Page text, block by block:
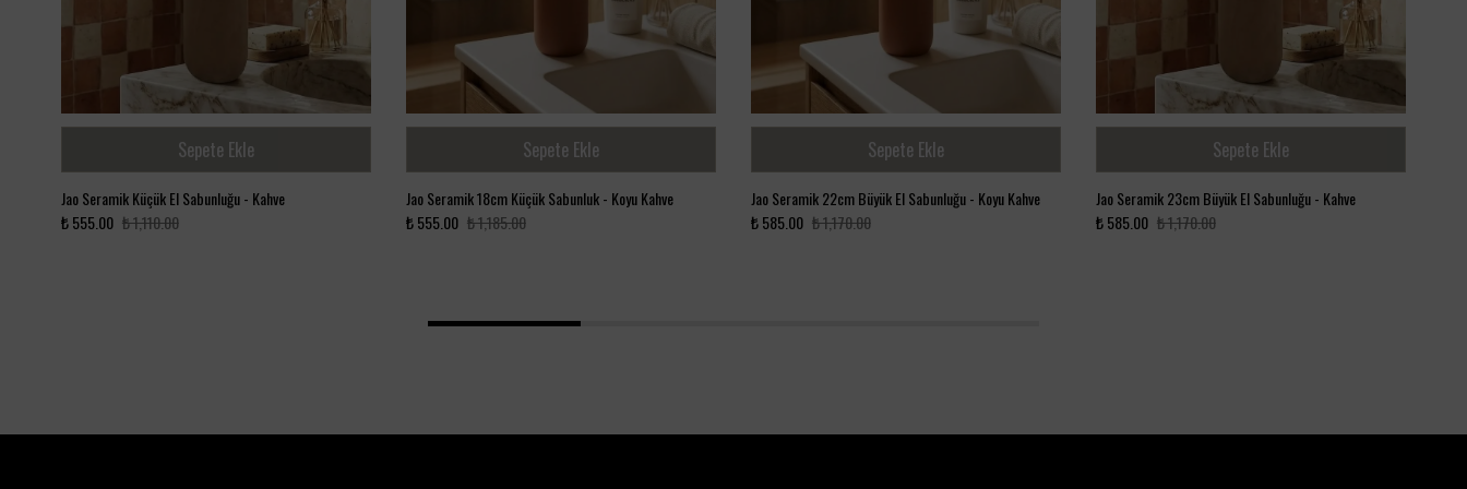
Sepete Ekle
Jao Seramik Küçük El Sabunluğu - Kahve
₺ 555.00 ₺ 1,110.00
Sepete Ekle
Jao Seramik 18cm Küçük Sabunluk - Koyu Kahve
₺ 555.00 ₺ 1,185.00
Sepete Ekle
Jao Seramik 22cm Büyük El Sabunluğu - Koyu Kahve
₺ 585.00 ₺ 1,170.00
Sepete Ekle
Jao Seramik 23cm Büyük El Sabunluğu - Kahve
₺ 585.00 ₺ 1,170.00
1